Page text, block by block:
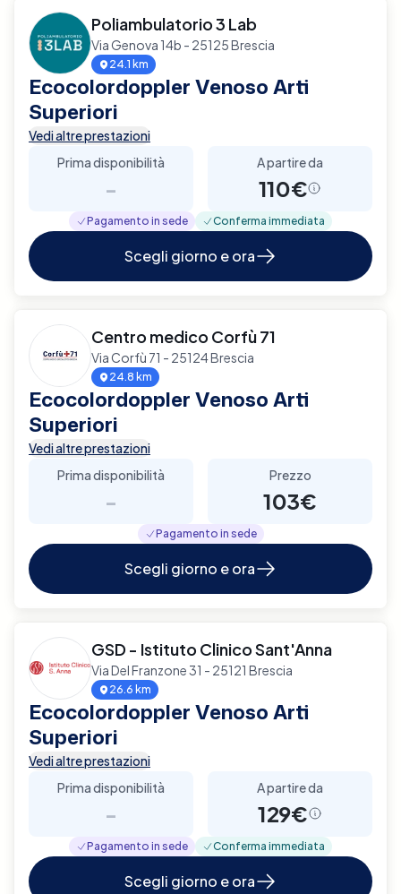
Poliambulatorio 3 Lab
Via Genova 14b - 25125 Brescia
24.1 km
Ecocolordoppler Venoso Arti
Superiori
Vedi altre prestazioni
Prima disponibilità
-
A partire da
110€
Pagamento in sede Conferma immediata
Scegli giorno e ora
Centro medico Corfù 71
Via Corfù 71 - 25124 Brescia
24.8 km
Ecocolordoppler Venoso Arti
Superiori
Vedi altre prestazioni
Prima disponibilità
-
Prezzo
103€
Pagamento in sede
Scegli giorno e ora
GSD - Istituto Clinico Sant'Anna
Via Del Franzone 31 - 25121 Brescia
26.6 km
Ecocolordoppler Venoso Arti
Superiori
Vedi altre prestazioni
Prima disponibilità
-
A partire da
129€
Pagamento in sede Conferma immediata
Scegli giorno e ora